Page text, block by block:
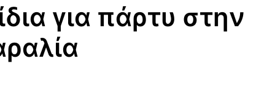
για πάρτυ στην